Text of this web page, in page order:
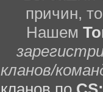
причин,
Нашем
кланов/